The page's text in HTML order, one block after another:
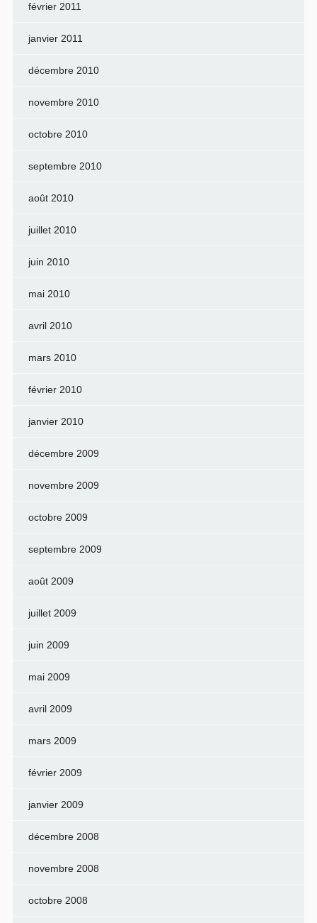
février 2011
janvier 2011
décembre 2010
novembre 2010
octobre 2010
septembre 2010
août 2010
juillet 2010
juin 2010
mai 2010
avril 2010
mars 2010
février 2010
janvier 2010
décembre 2009
novembre 2009
octobre 2009
septembre 2009
août 2009
juillet 2009
juin 2009
mai 2009
avril 2009
mars 2009
février 2009
janvier 2009
décembre 2008
novembre 2008
octobre 2008